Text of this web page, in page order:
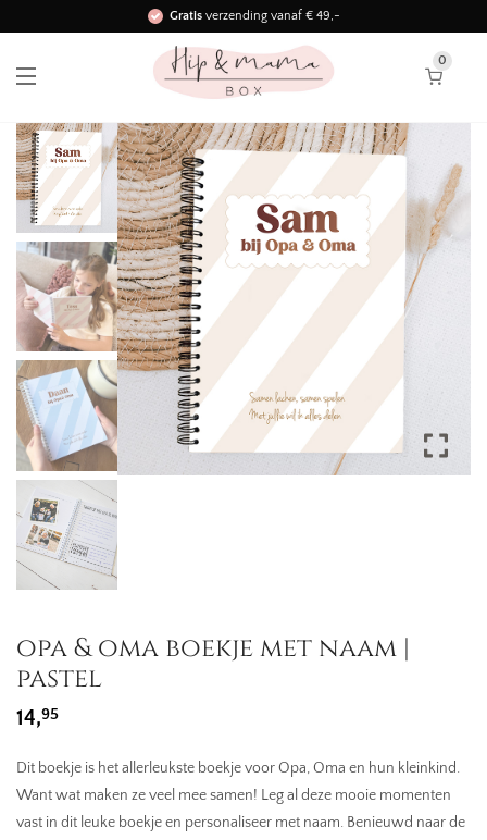
Gratisverzending vanaf € 49,-
Binnen 3 werkdagen in huis!
0
opa & oma boekje met naam |
pastel
14,95
Dit boekje is het allerleukste boekje voor Opa, Oma en hun kleinkind.
Want wat maken ze veel mee samen! Leg al deze mooie momenten
vast in dit leuke boekje en personaliseer met naam. Benieuwd naar de